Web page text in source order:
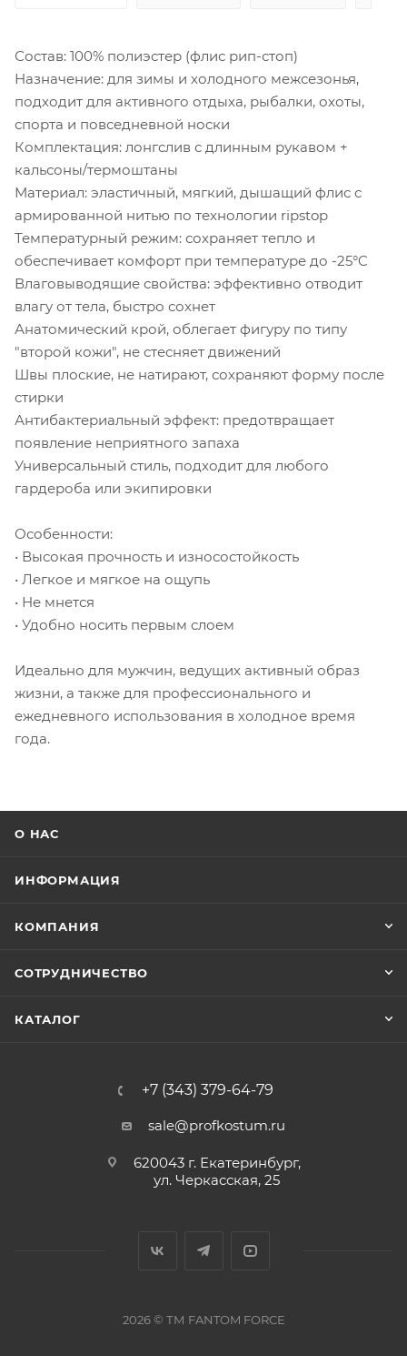
Состав: 100% полиэстер (флис рип-стоп)
Назначение: для зимы и холодного межсезонья,
подходит для активного отдыха, рыбалки, охоты,
спорта и повседневной носки
Комплектация: лонгслив с длинным рукавом +
кальсоны/термоштаны
Материал: эластичный, мягкий, дышащий флис с
армированной нитью по технологии ripstop
Температурный режим: сохраняет тепло и
обеспечивает комфорт при температуре до -25°C
Влаговыводящие свойства: эффективно отводит
влагу от тела, быстро сохнет
Анатомический крой, облегает фигуру по типу
"второй кожи", не стесняет движений
Швы плоские, не натирают, сохраняют форму после
стирки
Антибактериальный эффект: предотвращает
появление неприятного запаха
Универсальный стиль, подходит для любого
гардероба или экипировки
Особенности:
• Высокая прочность и износостойкость
• Легкое и мягкое на ощупь
• Не мнется
• Удобно носить первым слоем
Идеально для мужчин, ведущих активный образ
жизни, а также для профессионального и
ежедневного использования в холодное время
года.
О НАС
ИНФОРМАЦИЯ
КОМПАНИЯ
СОТРУДНИЧЕСТВО
КАТАЛОГ
+7 (343) 379-64-79
sale@profkostum.ru
620043 г. Екатеринбург,
ул. Черкасская, 25
2026 © ТМ FANTOM FORCЕ